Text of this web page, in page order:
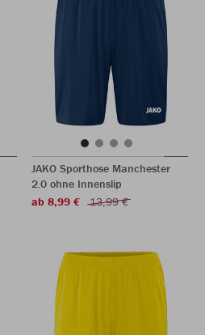
JAKO Sporthose Manchester
2.0 ohne Innenslip
ab 8,99 €
13,99 €